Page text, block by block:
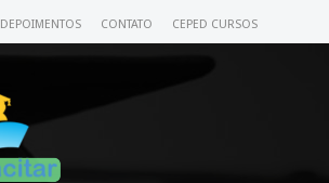
DEPOIMENTOS CONTATO CEPED CURSOS